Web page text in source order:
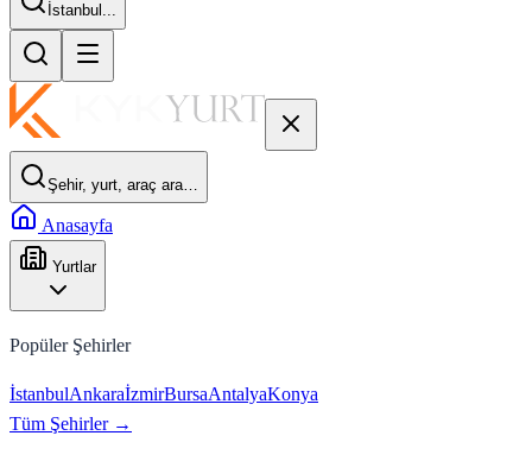
İstanbul...
Şehir, yurt, araç ara…
Anasayfa
Yurtlar
Popüler Şehirler
İstanbulAnkaraİzmirBursaAntalyaKonya
Tüm Şehirler →